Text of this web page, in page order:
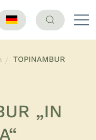
TOPINAMBUR
„IN